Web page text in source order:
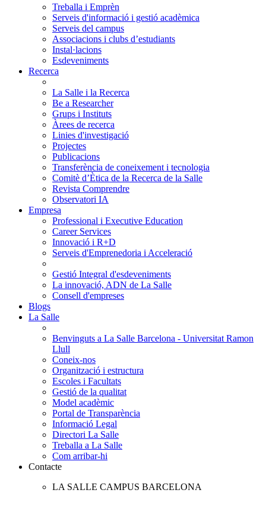
Treballa i Emprèn
Serveis d'informació i gestió acadèmica
Serveis del campus
Associacions i clubs d’estudiants
Instal·lacions
Esdeveniments
Recerca
La Salle i la Recerca
Be a Researcher
Grups i Instituts
Àrees de recerca
Linies d'investigació
Projectes
Publicacions
Transferència de coneixement i tecnologia
Comitè d’Ètica de la Recerca de la Salle
Revista Comprendre
Observatori IA
Empresa
Professional i Executive Education
Career Services
Innovació i R+D
Serveis d'Emprenedoria i Acceleració
Gestió Integral d'esdeveniments
La innovació, ADN de La Salle
Consell d'empreses
Blogs
La Salle
Benvinguts a La Salle Barcelona - Universitat Ramon
Llull
Coneix-nos
Organització i estructura
Escoles i Facultats
Gestió de la qualitat
Model acadèmic
Portal de Transparència
Informació Legal
Directori La Salle
Treballa a La Salle
Com arribar-hi
Contacte
LA SALLE CAMPUS BARCELONA